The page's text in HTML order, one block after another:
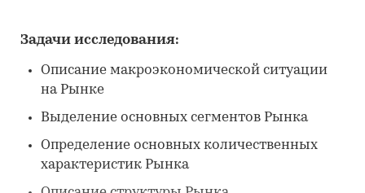
Задачи исследования:
Описание макроэкономической ситуации
на Рынке
Выделение основных сегментов Рынка
Определение основных количественных
характеристик Рынка